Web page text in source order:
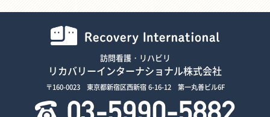
訪問看護・リハビリ
リカバリーインターナショナル株式会社
〒160-0023 東京都新宿区西新宿 6-16-12 第一丸善ビル6F